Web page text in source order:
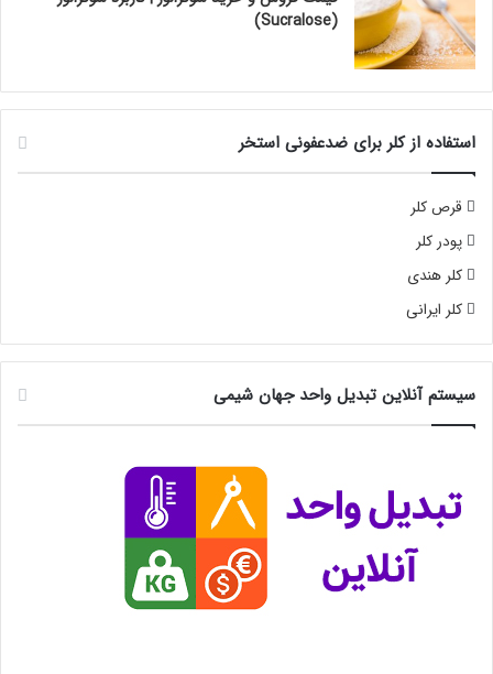
(Sucralose)
استفاده از کلر برای ضدعفونی استخر
قرص کلر
پودر کلر
کلر هندی
کلر ایرانی
سیستم آنلاین تبدیل واحد جهان شیمی